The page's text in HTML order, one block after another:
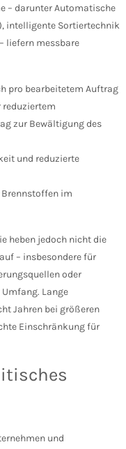
– darunter Automatische
intelligente Sortiertechnik
liefern messbare
pro bearbeitetem Auftrag
reduziertem
zur Bewältigung des
und reduzierte
im
heben jedoch nicht die
– insbesondere für
oder
Lange
Jahren bei größeren
Einschränkung für
und